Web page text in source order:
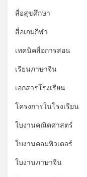
สื่อสุขศึกษา
สื่อเกมกีฬา
เทคนิคสื่อการสอน
เรียนภาษาจีน
เอกสารโรงเรียน
โครงการในโรงเรียน
ใบงานคณิตศาสตร์
ใบงานคอมพิวเตอร์
ใบงานภาษาจีน